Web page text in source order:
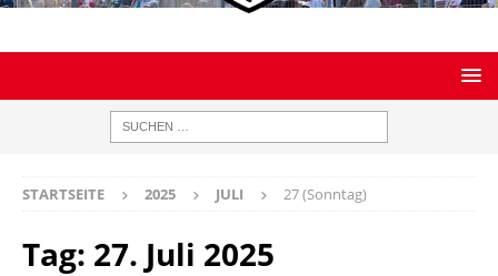
STARTSEITE 2025 JULI 27 (Sonntag)
Tag: 27. Juli 2025